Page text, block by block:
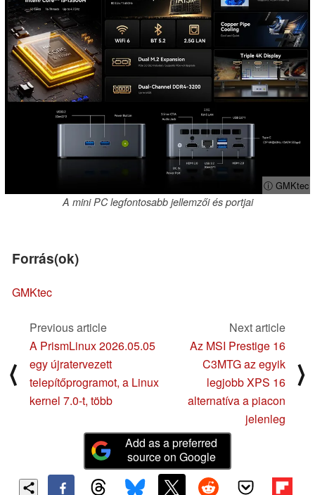
ⓘ GMKtec
A mini PC legfontosabb jellemzői és portjai
Forrás(ok)
GMKtec
⟨
Previous article
A PrismLinux 2026.05.05
egy újratervezett
telepítőprogramot, a Linux
kernel 7.0-t, több
Next article
Az MSI Prestige 16
C3MTG az egyik
legjobb XPS 16
alternatíva a piacon
jelenleg
⟩
Add as a preferred
source on Google